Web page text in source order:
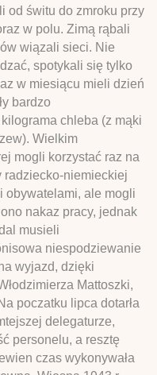
od świtu do zmroku przy
w polu. Zimą rąbali
wiązali sieci. Nie
spotykali się tylko
w miesiącu mieli dzień
bardzo
chleba (z mąki
Wielkim
mogli korzystać raz na
radziecko-niemieckiej
obywatelami, ale mogli
nakaz pracy, jednak
musieli
niespodziewanie
wyjazd, dzięki
Mattoszki,
poczatku lipca dotarła
delegaturze,
personelu, a resztę
czas wykonywała